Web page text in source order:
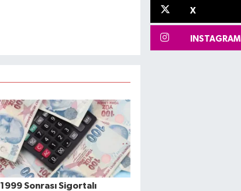
1999 Sonrası Sigortalı
X
INSTAGRAM